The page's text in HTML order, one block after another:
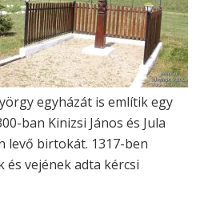
egyházát is említik egy
ban Kinizsi János és Jula
levő birtokát. 1317-ben
és vejének adta kércsi